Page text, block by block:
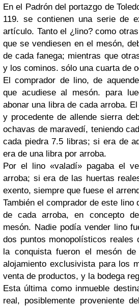
En el Padrón del portazgo de
119. se contienen una serie de
artículo. Tanto el ¿lino? como
que se vendiesen en el mesón,
de cada fanega; mientras que
y los cominos. sólo una cuarta de
El comprador de lino, de
que acudiese al mesón. para
abonar una libra de cada arroba.
y procedente de allende sierra
ochavas de maravedí, teniendo
cada piedra 7.5 libras; si era de
era de una libra por arroba.
Por el lino «valadí» pagaba el
arroba; si era de las huertas
exento, siempre que fuese el
También el comprador de este lino
de cada arroba, en concepto
mesón. Nadie podía vender lino
dos puntos monopolísticos reales
la conquista fueron el mesón
alojamiento exclusivista para los
venta de productos, y la bodega
Esta última como inmueble
real, posiblemente proveniente